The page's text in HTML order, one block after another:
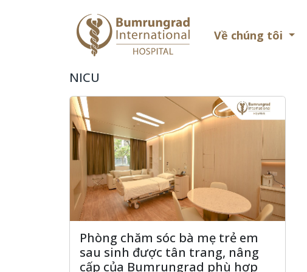
Về chúng tôi
NICU
Phòng chăm sóc bà mẹ trẻ em
sau sinh được tân trang, nâng
cấp của Bumrungrad phù hợp